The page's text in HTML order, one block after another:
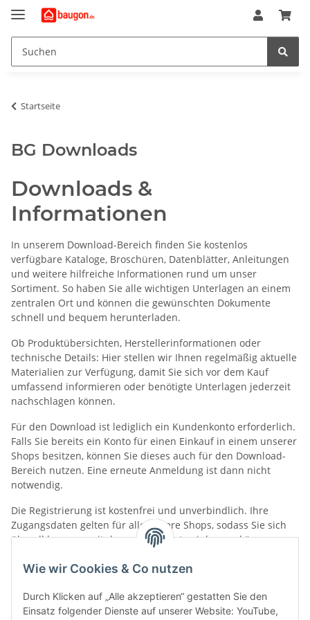
Wie wir Cookies & Co nutzen
Durch Klicken auf „Alle akzeptieren“ gestatten Sie den
Einsatz folgender Dienste auf unserer Website: YouTube,
Startseite
BG Downloads
Downloads &
Informationen
In unserem Download-Bereich finden Sie kostenlos
verfügbare Kataloge, Broschüren, Datenblätter, Anleitungen
und weitere hilfreiche Informationen rund um unser
Sortiment. So haben Sie alle wichtigen Unterlagen an einem
zentralen Ort und können die gewünschten Dokumente
schnell und bequem herunterladen.
Ob Produktübersichten, Herstellerinformationen oder
technische Details: Hier stellen wir Ihnen regelmäßig aktuelle
Materialien zur Verfügung, damit Sie sich vor dem Kauf
umfassend informieren oder benötigte Unterlagen jederzeit
nachschlagen können.
Für den Download ist lediglich ein Kundenkonto erforderlich.
Falls Sie bereits ein Konto für einen Einkauf in einem unserer
Shops besitzen, können Sie dieses auch für den Download-
Bereich nutzen. Eine erneute Anmeldung ist dann nicht
notwendig.
Die Registrierung ist kostenfrei und unverbindlich. Ihre
Zugangsdaten gelten für alle unsere Shops, sodass Sie sich
überall bequem mit demselben Konto einloggen können.
Kategorien